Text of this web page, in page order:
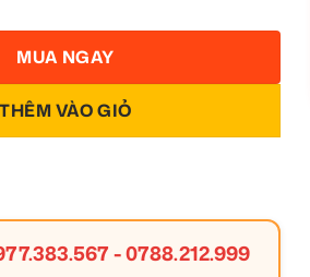
THÊM VÀO GIỎ
MUA NGAY
-0788.212.999